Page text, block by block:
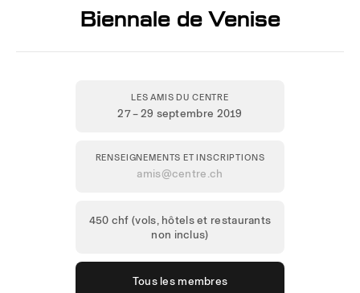
Biennale de Venise
LES AMIS DU CENTRE
27 – 29 septembre 2019
RENSEIGNEMENTS ET INSCRIPTIONS
amis@centre.ch
450 chf (vols, hôtels et restaurants
non inclus)
Tous les membres